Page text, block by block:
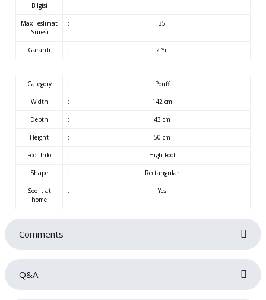
Bilgisi
Max Teslimat
Süresi
: 35
Garanti : 2 Yıl
Category : Pouff
Width : 142 cm
Depth : 43 cm
Height : 50 cm
Foot Info : High Foot
Shape : Rectangular
See it at
home
: Yes
Comments
Q&A